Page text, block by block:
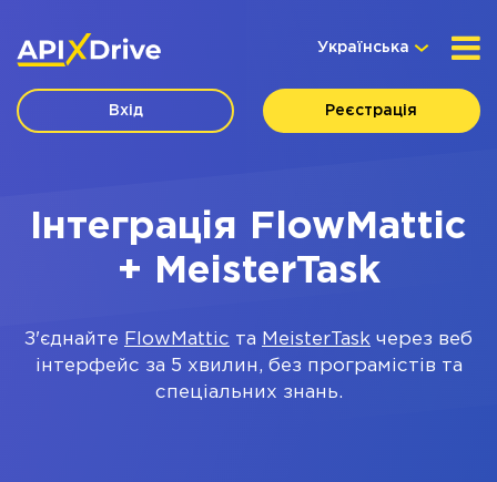
Українська
Вхід Реєстрація
Інтеграція FlowMattic
+ MeisterTask
З'єднайте FlowMattic та MeisterTask через веб
інтерфейс за 5 хвилин, без програмістів та
спеціальних знань.